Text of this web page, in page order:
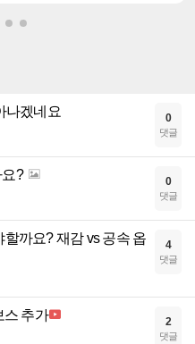
나겠네요 0
댓글
? 0
댓글
까요? 재감 vs 공속 옵
4
댓글
스 추가 2
댓글